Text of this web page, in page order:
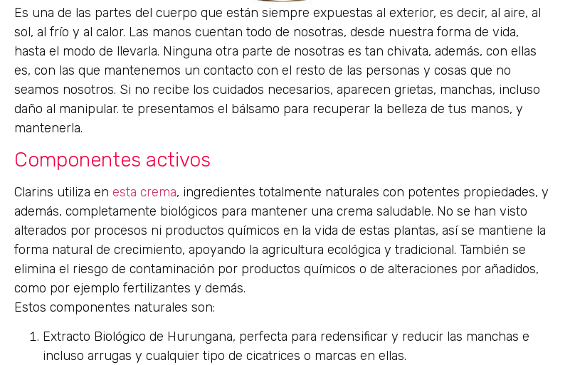
Es una de las partes del cuerpo que están siempre expuestas al exterior, es decir, al aire, al
sol, al frío y al calor. Las manos cuentan todo de nosotras, desde nuestra forma de vida,
hasta el modo de llevarla. Ninguna otra parte de nosotras es tan chivata, además, con ellas
es, con las que mantenemos un contacto con el resto de las personas y cosas que no
seamos nosotros. Si no recibe los cuidados necesarios, aparecen grietas, manchas, incluso
daño al manipular. te presentamos el bálsamo para recuperar la belleza de tus manos, y
mantenerla.
Componentes activos
Clarins utiliza en esta crema, ingredientes totalmente naturales con potentes propiedades, y
además, completamente biológicos para mantener una crema saludable. No se han visto
alterados por procesos ni productos químicos en la vida de estas plantas, así se mantiene la
forma natural de crecimiento, apoyando la agricultura ecológica y tradicional. También se
elimina el riesgo de contaminación por productos químicos o de alteraciones por añadidos,
como por ejemplo fertilizantes y demás.
Estos componentes naturales son:
Extracto Biológico de Hurungana, perfecta para redensificar y reducir las manchas e
incluso arrugas y cualquier tipo de cicatrices o marcas en ellas.